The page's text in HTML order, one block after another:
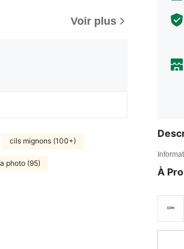
Voir plus
cils mignons (100+)
photo (95)
À